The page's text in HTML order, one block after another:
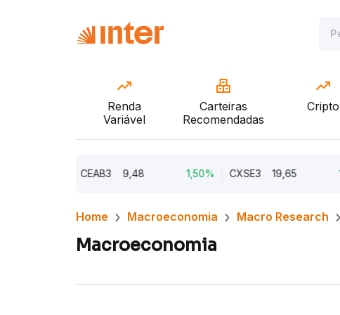
Renda
Variável
Carteiras
Recomendadas
Cripto
CEAB3 9,48 1,50% CXSE3 19,65 1,03%
Home Macroeconomia Macro Research
Macroeconomia